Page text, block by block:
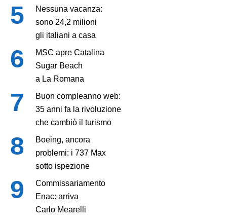
Nessuna vacanza:
sono 24,2 milioni
gli italiani a casa
MSC apre Catalina
Sugar Beach
a La Romana
Buon compleanno web:
35 anni fa la rivoluzione
che cambiò il turismo
Boeing, ancora
problemi: i 737 Max
sotto ispezione
Commissariamento
Enac: arriva
Carlo Mearelli